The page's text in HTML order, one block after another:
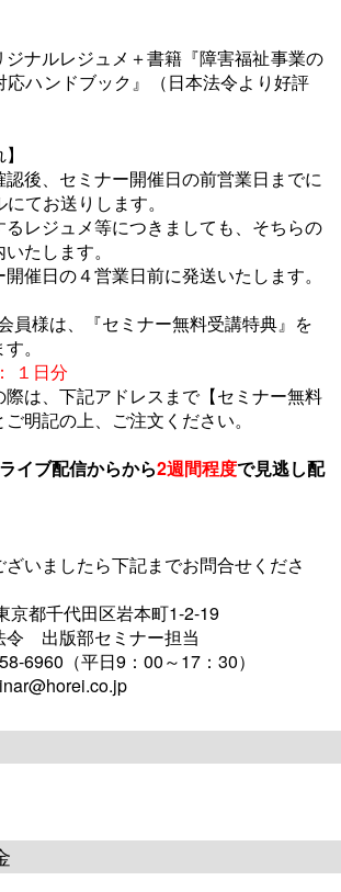
ジナルレジュメ＋書籍『障害福祉事業の
ハンドブック』
（日本法令より好評
後、セミナー開催日の前営業日までに
てお送りします。
レジュメ等につきましても、そちらの
たします。
催日の４営業日前に発送いたします。
員様は、『セミナー無料受講特典』を
。
１日分
は、下記アドレスまで【セミナー無料
明記の上、ご注文ください。
イブ配信からから2週間程度で見逃し配
いましたら下記までお問合せくださ
都千代田区岩本町1-2-19
令 出版部セミナー担当
6960（平日9：00～17：30）